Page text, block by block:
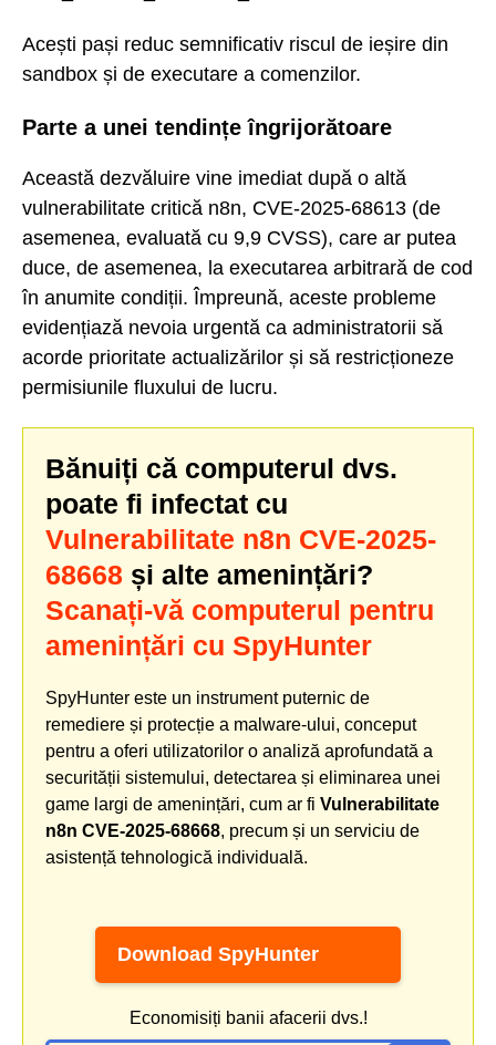
Acești pași reduc semnificativ riscul de ieșire din
sandbox și de executare a comenzilor.
Parte a unei tendințe îngrijorătoare
Această dezvăluire vine imediat după o altă
vulnerabilitate critică n8n, CVE-2025-68613 (de
asemenea, evaluată cu 9,9 CVSS), care ar putea
duce, de asemenea, la executarea arbitrară de cod
în anumite condiții. Împreună, aceste probleme
evidențiază nevoia urgentă ca administratorii să
acorde prioritate actualizărilor și să restricționeze
permisiunile fluxului de lucru.
Bănuiți că computerul dvs.
poate fi infectat cu
Vulnerabilitate n8n CVE-2025-
68668 și alte amenințări?
Scanați-vă computerul pentru
amenințări cu SpyHunter
SpyHunter este un instrument puternic de
remediere și protecție a malware-ului, conceput
pentru a oferi utilizatorilor o analiză aprofundată a
securității sistemului, detectarea și eliminarea unei
game largi de amenințări, cum ar fi Vulnerabilitate
n8n CVE-2025-68668, precum și un serviciu de
asistență tehnologică individuală.
Download SpyHunter
Economisiți banii afacerii dvs.!